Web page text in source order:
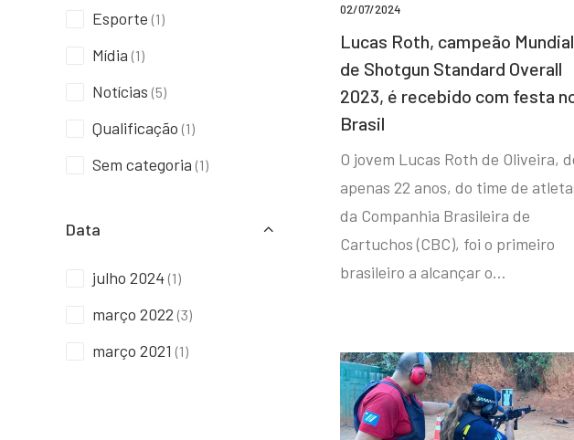
Esporte (1)
Mídia (1)
Notícias (5)
Qualificação (1)
Sem categoria (1)
Data
julho 2024 (1)
março 2022 (3)
março 2021 (1)
02/07/2024
Lucas Roth, campeão Mundial
de Shotgun Standard Overall
2023, é recebido com festa
Brasil
O jovem Lucas Roth de Oliveira,
apenas 22 anos, do time de
da Companhia Brasileira de
Cartuchos (CBC), foi o primeiro
brasileiro a alcançar o…